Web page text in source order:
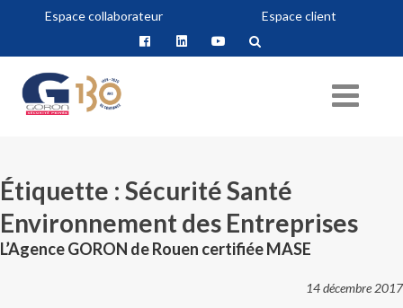
Espace collaborateur Espace client
Étiquette : Sécurité Santé
Environnement des Entreprises
L’Agence GORON de Rouen certifiée MASE
14 décembre 2017